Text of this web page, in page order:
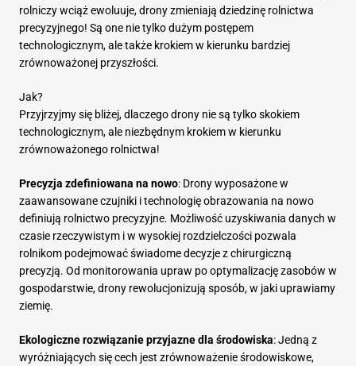
rolniczy wciąż ewoluuje, drony zmieniają dziedzinę rolnictwa
precyzyjnego! Są one nie tylko dużym postępem
technologicznym, ale także krokiem w kierunku bardziej
zrównoważonej przyszłości.
Jak?
Przyjrzyjmy się bliżej, dlaczego drony nie są tylko skokiem
technologicznym, ale niezbędnym krokiem w kierunku
zrównoważonego rolnictwa!
Precyzja zdefiniowana na nowo: Drony wyposażone w
zaawansowane czujniki i technologię obrazowania na nowo
definiują rolnictwo precyzyjne. Możliwość uzyskiwania danych w
czasie rzeczywistym i w wysokiej rozdzielczości pozwala
rolnikom podejmować świadome decyzje z chirurgiczną
precyzją. Od monitorowania upraw po optymalizację zasobów w
gospodarstwie, drony rewolucjonizują sposób, w jaki uprawiamy
ziemię.
Ekologiczne rozwiązanie przyjazne dla środowiska: Jedną z
wyróżniających się cech jest zrównoważenie środowiskowe,